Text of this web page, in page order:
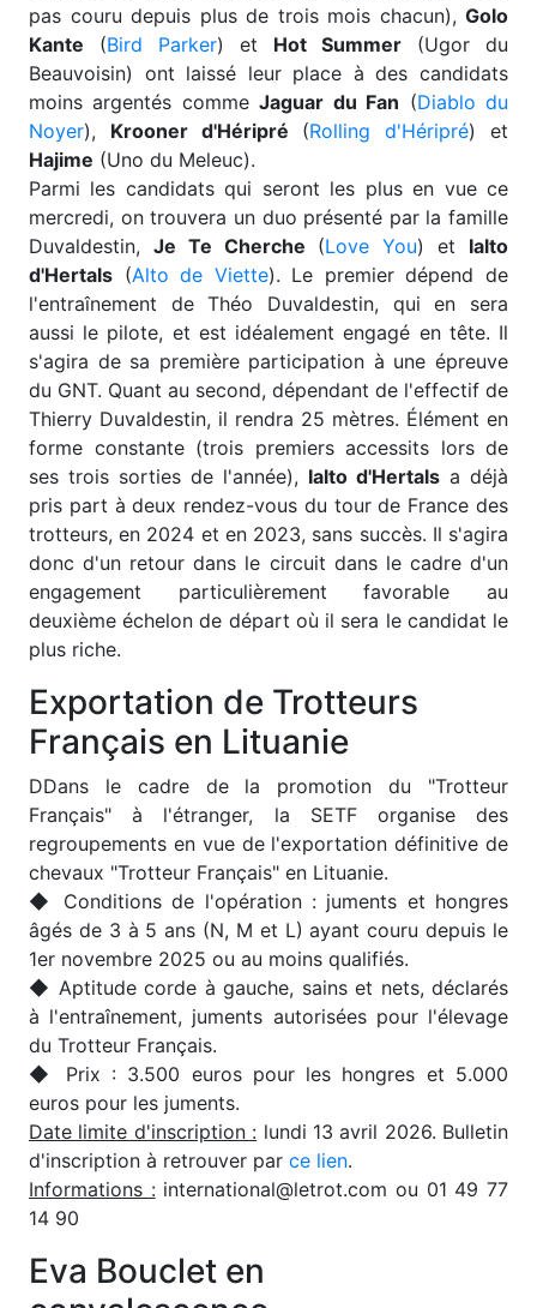
pas couru depuis plus de trois mois chacun), Golo
Kante (Bird Parker) et Hot Summer (Ugor du
Beauvoisin) ont laissé leur place à des candidats
moins argentés commeJaguar du Fan (Diablo du
Noyer), Krooner d'Héripré (Rolling d'Héripré) et
Hajime (Uno du Meleuc).
Parmi les candidats qui seront les plus en vue ce
mercredi, on trouvera un duo présenté par la famille
Duvaldestin, Je Te Cherche (Love You) et Ialto
d'Hertals (Alto de Viette). Le premier dépend de
l'entraînement de Théo Duvaldestin, qui en sera
aussi le pilote, et est idéalement engagé en tête. Il
s'agira de sa première participation à une épreuve
du GNT. Quant au second, dépendant de l'effectif de
Thierry Duvaldestin, il rendra 25 mètres. Élément en
forme constante (trois premiers accessits lors de
ses trois sorties de l'année), Ialto d'Hertals a déjà
pris part à deux rendez-vous du tour de France des
trotteurs, en 2024 et en 2023, sans succès. Il s'agira
donc d'un retour dans le circuit dans le cadre d'un
engagement particulièrement favorable au
deuxième échelon de départ où il sera le candidat le
plus riche.
Exportation de Trotteurs
Français en Lituanie
DDans le cadre de la promotion du "Trotteur
Français" à l'étranger, la SETF organise des
regroupements en vue de l'exportation définitive de
chevaux "Trotteur Français" en Lituanie.
◆ Conditions de l'opération : juments et hongres
âgés de 3 à 5 ans (N, M et L) ayant couru depuis le
1er novembre 2025 ou au moins qualifiés.
◆ Aptitude corde à gauche, sains et nets, déclarés
à l'entraînement, juments autorisées pour l'élevage
du Trotteur Français.
◆ Prix : 3.500 euros pour les hongres et 5.000
euros pour les juments.
Date limite d'inscription : lundi 13 avril 2026. Bulletin
d'inscription à retrouver par ce lien.
Informations :international@letrot.com ou 01 49 77
14 90
Eva Bouclet en